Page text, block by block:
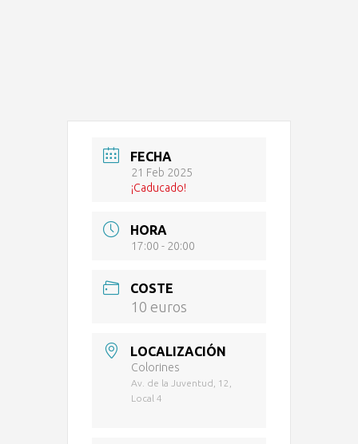
FECHA
21 Feb 2025
¡Caducado!
HORA
17:00 - 20:00
COSTE
10 euros
LOCALIZACIÓN
Colorines
Av. de la Juventud, 12,
Local 4